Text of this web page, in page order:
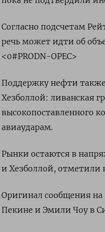
Согласно подсчетам
речь может идти об
<0#PRODN-OPEC>
Поддержку нефти
Хезболлой: ливанская
высокопоставленного
авиаударам.
Рынки остаются в
и Хезболлой, отметили
Оригинал сообщения на
Пекине и Эмили Чоу в